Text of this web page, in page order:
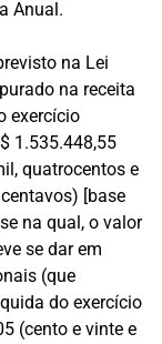
Anual.
na Lei
na receita
exercício
1.535.448,55
quatrocentos e
[base
na qual, o valor
se dar em
(que
do exercício
(cento e vinte e